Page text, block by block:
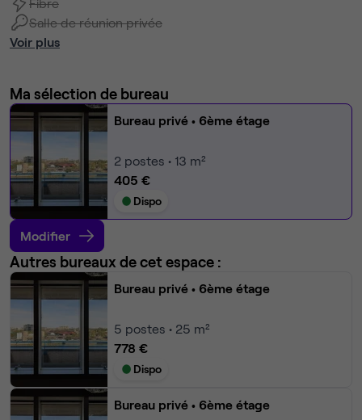
Fibre
Salle de réunion privée
Voir plus
Ma sélection de bureau
Bureau privé • 6ème étage
2 postes • 13 m²
405 €
Dispo
Modifier
Autres bureaux de cet espace :
Bureau privé • 6ème étage
5 postes • 25 m²
778 €
Dispo
Bureau privé • 6ème étage